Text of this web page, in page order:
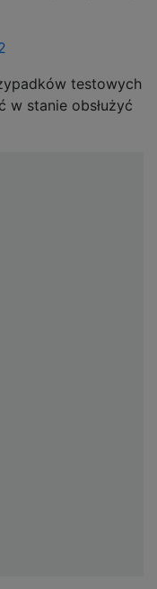
testowych
w stanie obsłużyć